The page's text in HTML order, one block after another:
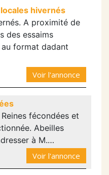
hivernés
A proximité de
des essaims
format dadant
Voir l'annonce
fécondées et
Abeilles
à M.…
Voir l'annonce